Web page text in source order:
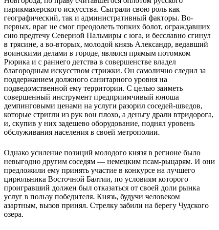
парикмахерского искусства. Сыграли свою роль как
географический, так и административный факторы. Во-
первых, враг не смог преодолеть топких болот, ограждавших
сию предтечу Северной Пальмиры с юга, и бесславно сгинул
в трясине, а во-вторых, молодой князь Александр, ведавший
воинскими делами в городе, являлся прямым потомком
Рюрика и с раннего детства в совершенстве владел
благородным искусством стрижки. Он самолично следил за
поддержанием должного санитарного уровня на
подведомственной ему территории. С целью заиметь
совершенный инструмент предприимчивый юноша
демпинговыми ценами на услуги разорил соседей-шведов,
которые стригли из рук вон плохо, а деньгу драли втридорога,
и, скупив у них задешево оборудование, поднял уровень
обслуживания населения в своей метрополии.
Однако усиление позиций молодого князя в регионе было
невыгодно другим соседям — немецким псам-рыцарям. И они
предложили ему принять участие в конкурсе на лучшего
цирюльника Восточной Балтии, по условиям которого
проигравший должен был отказаться от своей доли рынка
услуг в пользу победителя. Князь, будучи человеком
азартным, вызов принял. Стрелку забили на берегу Чудского
озера.